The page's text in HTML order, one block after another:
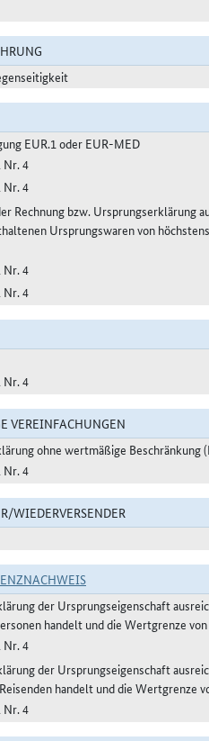
EUR.1 oder EUR-MED
4
4
Rechnung bzw. Ursprungserklärung
Ursprungswaren von
4
4
4
VEREINFACHUNGEN
ohne wertmäßige Beschränkung
4
WIEDERVERSENDER
der Ursprungseigenschaft
handelt und die Wertgrenze
4
der Ursprungseigenschaft
handelt und die Wertgrenze
4